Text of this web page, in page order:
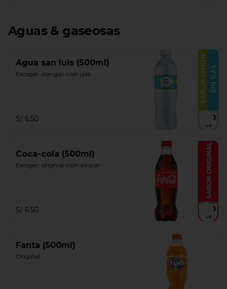
Aguas & gaseosas
Agua san luis (500ml)
Escoger: con gas o sin gas
S/ 6.50
Coca-cola (500ml)
Escoger: orignial o sin azúcar
S/ 6.50
Fanta (500ml)
Original